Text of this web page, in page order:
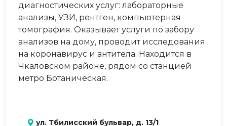
диагностических услуг: лабораторные
анализы, УЗИ, рентген, компьютерная
томография. Оказывает услуги по забору
анализов на дому, проводит исследования
на коронавирус и антитела. Находится в
Чкаловском районе, рядом со станцией
метро Ботаническая.
ул. Тбилисский бульвар, д. 13/1